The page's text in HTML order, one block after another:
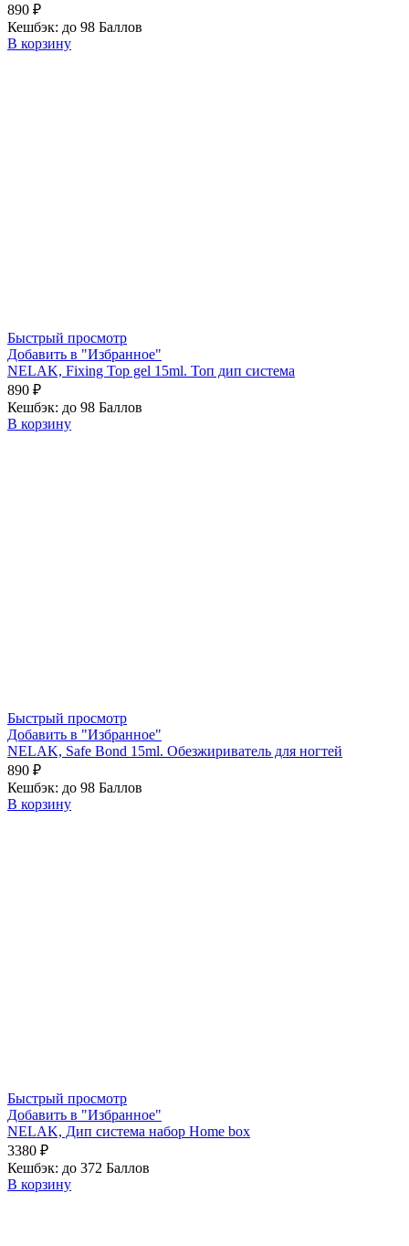
890 ₽
Кешбэк: до 98 Баллов
В корзину
Быстрый просмотр
Добавить в "Избранное"
NELAK, Fixing Top gel 15ml. Топ дип система
890 ₽
Кешбэк: до 98 Баллов
В корзину
Быстрый просмотр
Добавить в "Избранное"
NELAK, Safe Bond 15ml. Обезжириватель для ногтей
890 ₽
Кешбэк: до 98 Баллов
В корзину
Быстрый просмотр
Добавить в "Избранное"
NELAK, Дип система набор Home box
3380 ₽
Кешбэк: до 372 Баллов
В корзину